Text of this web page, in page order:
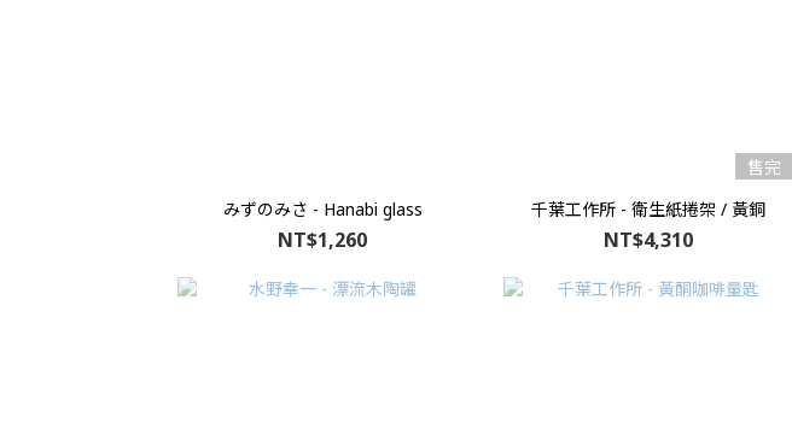
みずのみさ - Hanabi glass
NT$1,260
售完
千葉工作所 - 衛生紙捲架 / 黃銅
NT$4,310